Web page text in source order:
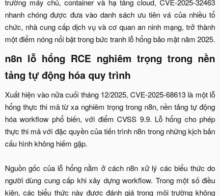
trường máy chủ, container và hạ tầng cloud, CVE-2025-32463
nhanh chóng được đưa vào danh sách ưu tiên vá của nhiều tổ
chức, nhà cung cấp dịch vụ và cơ quan an ninh mạng, trở thành
một điểm nóng nổi bật trong bức tranh lỗ hổng bảo mật năm 2025.​
n8n lỗ hổng RCE nghiêm trọng trong nền
tảng tự động hóa quy trình​
Xuất hiện vào nửa cuối tháng 12/2025, CVE-2025-68613 là một lỗ
hổng thực thi mã từ xa nghiêm trọng trong n8n, nền tảng tự động
hóa workflow phổ biến, với điểm CVSS 9.9. Lỗ hổng cho phép
thực thi mã với đặc quyền của tiến trình n8n trong những kịch bản
cấu hình không hiếm gặp.
Nguồn gốc của lỗ hổng nằm ở cách n8n xử lý các biểu thức do
người dùng cung cấp khi xây dựng workflow. Trong một số điều
kiện, các biểu thức này được đánh giá trong môi trường không